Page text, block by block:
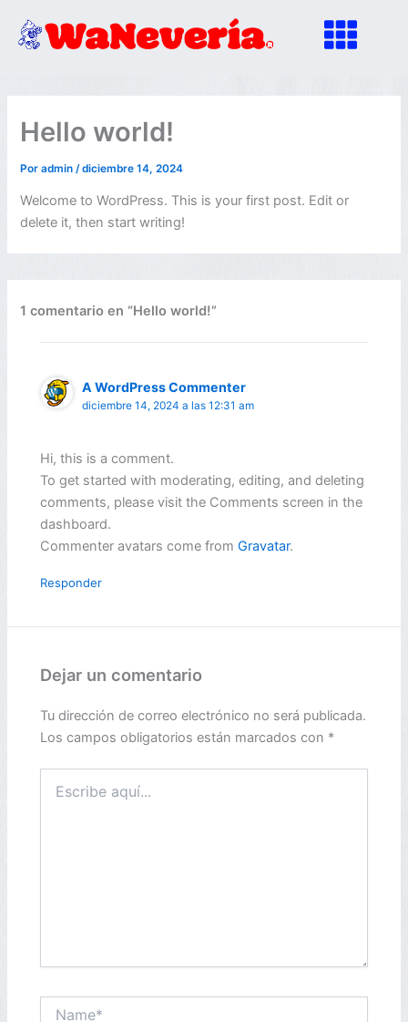
contenido
Hello world!
Poradmin /diciembre 14, 2024
Welcome to WordPress. This is your first post. Edit or
delete it, then start writing!
1 comentario en “Hello world!”
A WordPress Commenter
diciembre 14, 2024 a las 12:31 am
Hi, this is a comment.
To get started with moderating, editing, and deleting
comments, please visit the Comments screen in the
dashboard.
Commenter avatars come fromGravatar.
Responder
Dejar un comentario
Tu dirección de correo electrónico no será publicada.
Los campos obligatorios están marcados con *
aquí...